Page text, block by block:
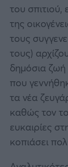
του σπιτιού,
της
τους
τους)
δημόσια
που
τα νέα
καθώς τον
ευκαιρίες
κοπιάσει